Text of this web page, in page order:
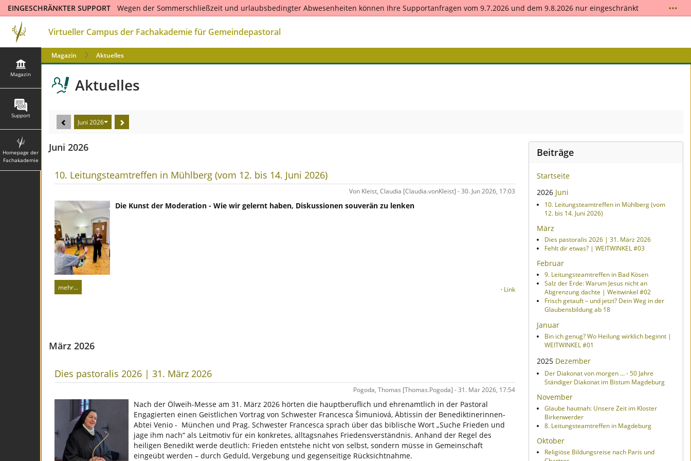
Virtueller Campus der Fachakademie für Gemeindepastoral
EINGESCHRÄNKTER SUPPORT
Wegen der Sommerschließzeit und urlaubsbedingter Abwesenheiten können Ihre Supportanfragen vom 9.7.2026 und dem 9.8.2026 nur eingeschränkt
und mit großer zeitlicher Verzögerung bearbeitet werden. Ab dem 10.8.2026 stehen wir Ihnen wieder zur Verfügung. Bitte beachten Sie die Hilfestellungen auf derSupportseite. Nutzen
Sie dort auch das Kontaktformular für Supportanfragen. Wir danken für Ihr Verständnis und wünschen Ihnen eine erholsameZeit! Das Team der Fachakademie für Gemeindepastoral
Magazin
Support
Homepage der
Fachakademie
Magazin Aktuelles
Aktuelles
Juni 2026
Juni 2026
10. Leitungsteamtreffen in Mühlberg (vom 12. bis 14. Juni 2026)
Von Kleist, Claudia [Claudia.vonKleist] - 30. Jun 2026, 17:03
Die Kunst der Moderation - Wie wir gelernt haben, Diskussionen souverän zu lenken
mehr… · Link
März 2026
Dies pastoralis 2026 | 31. März 2026
Pogoda, Thomas [Thomas.Pogoda] - 31. Mär 2026, 17:54
Nach der Ölweih-Messe am 31. März 2026 hörten die hauptberuflich und ehrenamtlich in der Pastoral
Engagierten einen Geistlichen Vortrag von Schwester Francesca Šimuniová, Äbtissin der Benediktinerinnen-
Abtei Venio - München und Prag. Schwester Francesca sprach über das biblische Wort „Suche Frieden und
jage ihm nach“ als Leitmotiv für ein konkretes, alltagsnahes Friedensverständnis. Anhand der Regel des
heiligen Benedikt werde deutlich: Frieden entstehe nicht von selbst, sondern müsse in Gemeinschaft
eingeübt werden – durch Geduld, Vergebung und gegenseitige Rücksichtnahme.
Beiträge
Startseite
2026 Juni
10. Leitungsteamtreffen in Mühlberg (vom
12. bis 14. Juni 2026)
März
Dies pastoralis 2026 | 31. März 2026
Fehlt dir etwas? | WEITWINKEL #03
Februar
9. Leitungsteamtreffen in Bad Kösen
Salz der Erde: Warum Jesus nicht an
Abgrenzung dachte | Weitwinkel #02
Frisch getauft – und jetzt? Dein Weg in der
Glaubensbildung ab 18
Januar
Bin ich genug? Wo Heilung wirklich beginnt |
WEITWINKEL #01
2025 Dezember
Der Diakonat von morgen ... - 50 Jahre
Ständiger Diakonat im Bistum Magdeburg
November
Glaube hautnah: Unsere Zeit im Kloster
Birkenwerder
8. Leitungsteamtreffen in Magdeburg
Oktober
Religiöse Bildungsreise nach Paris und